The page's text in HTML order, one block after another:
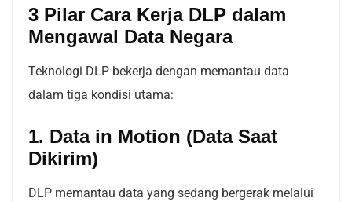
3 Pilar Cara Kerja DLP dalam
Mengawal Data Negara
Teknologi DLP bekerja dengan memantau data
dalam tiga kondisi utama:
1. Data in Motion (Data Saat
Dikirim)
DLP memantau data yang sedang bergerak melalui